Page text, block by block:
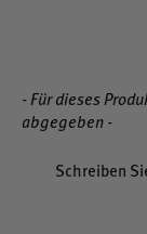
- Für dieses
abgegeben -
Schreiben